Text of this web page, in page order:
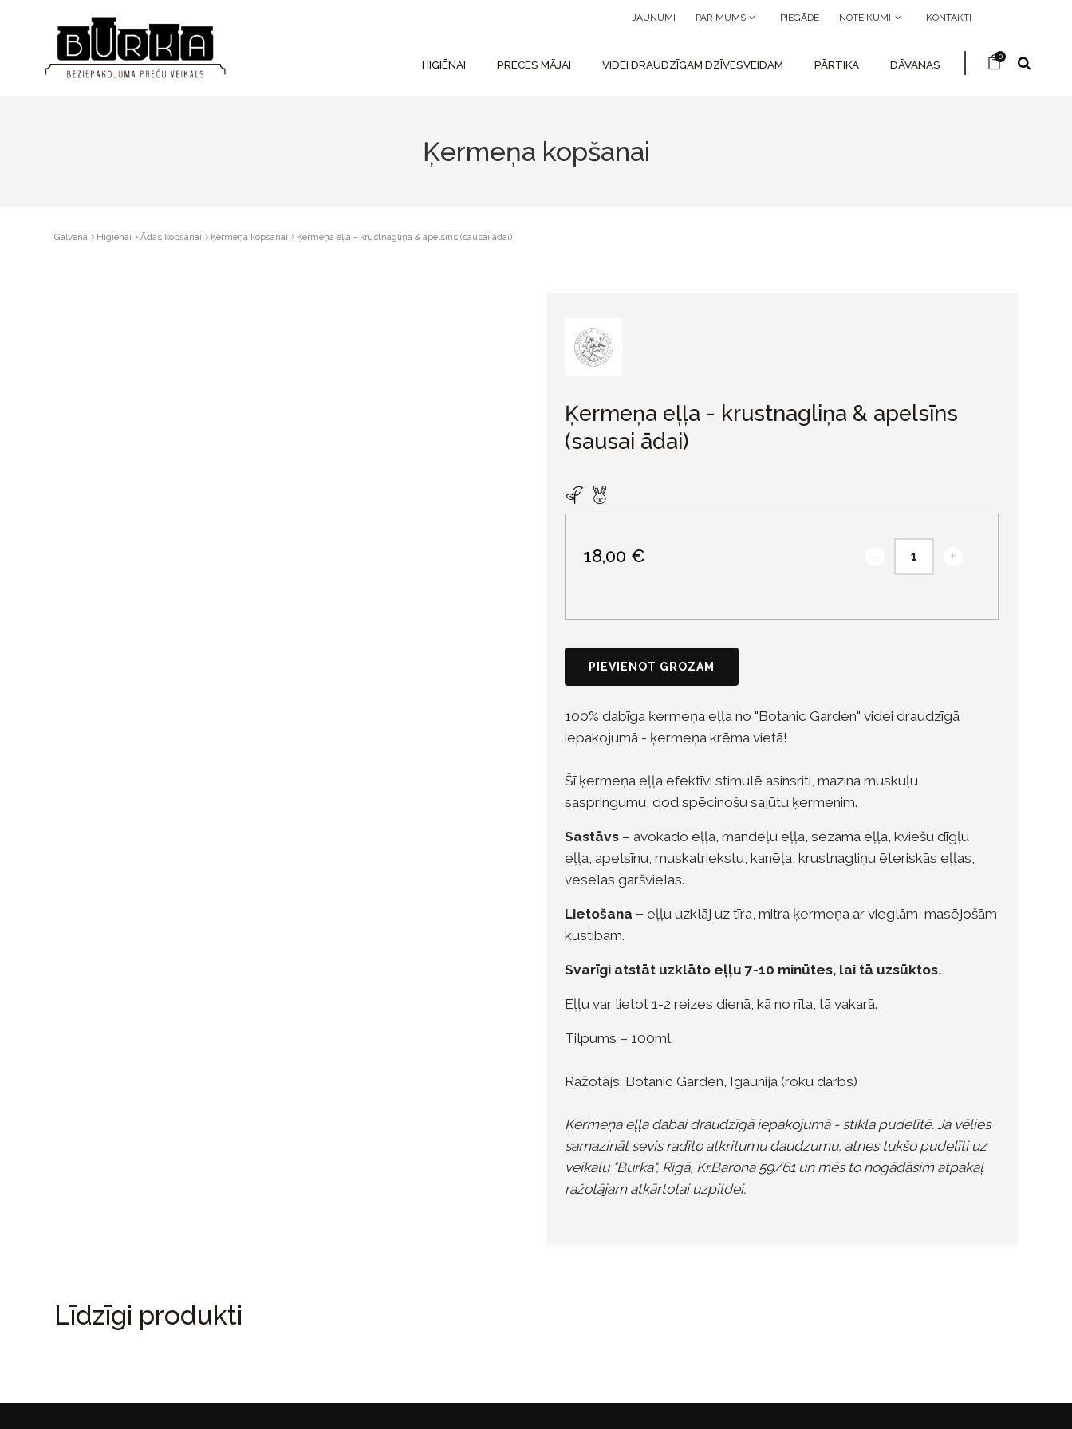
JAUNUMI PAR MUMS PIEGĀDE NOTEIKUMI KONTAKTI
HIGIĒNAI PRECES MĀJAI VIDEI DRAUDZĪGAM DZĪVESVEIDAM PĀRTIKA DĀVANAS
0
Ķermeņa kopšanai
Galvenā Higiēnai Ādas kopšanai Ķermeņa kopšanai Ķermeņa eļļa - krustnagliņa & apelsīns (sausai ādai)
Ķermeņa eļļa - krustnagliņa & apelsīns
(sausai ādai)
18,00 € - +
PIEVIENOT GROZAM
100% dabīga ķermeņa eļļa no "Botanic Garden" videi draudzīgā
iepakojumā - ķermeņa krēma vietā!
Šī ķermeņa eļļa efektīvi stimulē asinsriti, mazina muskuļu
saspringumu, dod spēcinošu sajūtu ķermenim.
Sastāvs – avokado eļļa, mandeļu eļļa, sezama eļļa, kviešu dīgļu
eļļa, apelsīnu, muskatriekstu, kanēļa, krustnagliņu ēteriskās eļļas,
veselas garšvielas.
Lietošana – eļļu uzklāj uz tīra, mitra ķermeņa ar vieglām, masējošām
kustībām.
Svarīgi atstāt uzklāto eļļu 7-10 minūtes, lai tā uzsūktos.
Eļļu var lietot 1-2 reizes dienā, kā no rīta, tā vakarā.
Tilpums – 100ml
Ražotājs: Botanic Garden, Igaunija (roku darbs)
Ķermeņa eļļa dabai draudzīgā iepakojumā - stikla pudelītē. Ja vēlies
samazināt sevis radīto atkritumu daudzumu, atnes tukšo pudelīti uz
veikalu "Burka", Rīgā, Kr.Barona 59/61 un mēs to nogādāsim atpakaļ
ražotājam atkārtotai uzpildei.
Līdzīgi produkti